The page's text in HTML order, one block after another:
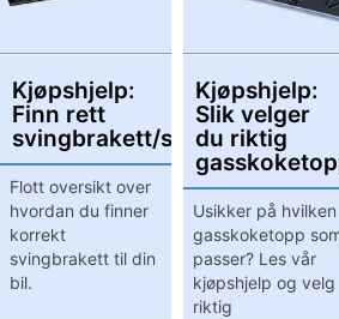
Kjøpshjelp:
Finn rett
svingbrakett/svingkonsoll
Flott oversikt over
hvordan du finner
korrekt
svingbrakett til din
bil.
Kjøpshjelp:
Slik velger
du riktig
Usikker på hvilken
gasskoketopp
passer? Les vår
kjøpshjelp og velg
riktig